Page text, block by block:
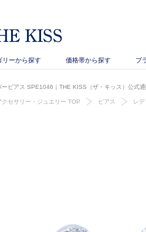
リーから探す 価格帯から探す ブ
ーピアス SPE1046｜THE KISS（ザ・キッス）公式通
クセサリー・ジュエリー TOP ピアス レデ